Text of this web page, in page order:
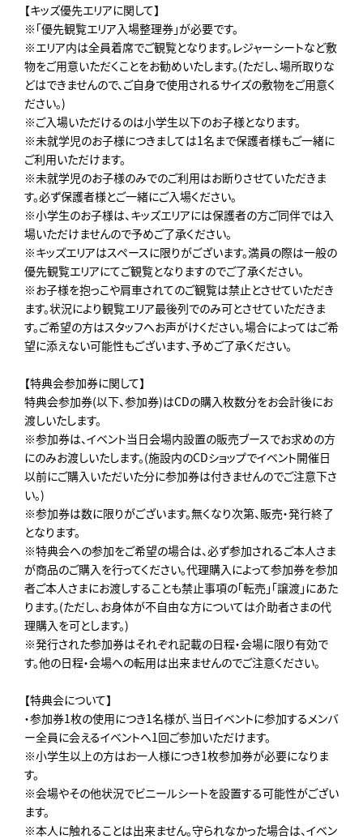
【キッズ優先エリアに関して】
※「優先観覧エリア入場整理券」が必要です。
※エリア内は全員着席でご観覧となります。レジャーシートなど敷
物をご用意いただくことをお勧めいたします。(ただし、場所取りな
どはできませんので、ご自身で使用されるサイズの敷物をご用意く
ださい。)
※ご入場いただけるのは小学生以下のお子様となります。
※未就学児のお子様につきましては1名まで保護者様もご一緒に
ご利用いただけます。
※未就学児のお子様のみでのご利用はお断りさせていただきま
す。必ず保護者様とご一緒にご入場ください。
※小学生のお子様は、キッズエリアには保護者の方ご同伴では入
場いただけませんので予めご了承ください。
※キッズエリアはスペースに限りがございます。満員の際は一般の
優先観覧エリアにてご観覧となりますのでご了承ください。
※お子様を抱っこや肩車されてのご観覧は禁止とさせていただき
ます。状況により観覧エリア最後列でのみ可とさせていただきま
す。ご希望の方はスタッフへお声がけください。場合によってはご希
望に添えない可能性もございます、予めご了承ください。
【特典会参加券に関して】
特典会参加券(以下、参加券)はCDの購入枚数分をお会計後にお
渡しいたします。
※参加券は、イベント当日会場内設置の販売ブースでお求めの方
にのみお渡しいたします。(施設内のCDショップでイベント開催日
以前にご購入いただいた分に参加券は付きませんのでご注意下さ
い。)
※参加券は数に限りがございます。無くなり次第、販売・発行終了
となります。
※特典会への参加をご希望の場合は、必ず参加されるご本人さま
が商品のご購入を行ってください。代理購入によって参加券を参加
者ご本人さまにお渡しすることも禁止事項の「転売」「譲渡」にあた
ります。(ただし、お身体が不自由な方については介助者さまの代
理購入を可とします。)
※発行された参加券はそれぞれ記載の日程・会場に限り有効で
す。他の日程・会場への転用は出来ませんのでご注意ください。
【特典会について】
・参加券1枚の使用につき1名様が、当日イベントに参加するメンバ
ー全員に会えるイベントへ1回ご参加いただけます。
※小学生以上の方はお一人様につき1枚参加券が必要になりま
す。
※会場やその他状況でビニールシートを設置する可能性がござい
ます。
※本人に触れることは出来ません。守られなかった場合は、イベン